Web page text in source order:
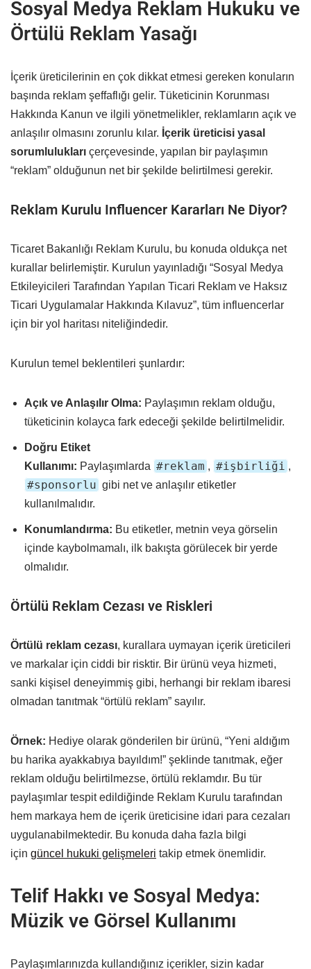
Sosyal Medya Reklam Hukuku ve
Örtülü Reklam Yasağı
İçerik üreticilerinin en çok dikkat etmesi gereken konuların
başında reklam şeffaflığı gelir. Tüketicinin Korunması
Hakkında Kanun ve ilgili yönetmelikler, reklamların açık ve
anlaşılır olmasını zorunlu kılar. İçerik üreticisi yasal
sorumlulukları çerçevesinde, yapılan bir paylaşımın
“reklam” olduğunun net bir şekilde belirtilmesi gerekir.
Reklam Kurulu Influencer Kararları Ne Diyor?
Ticaret Bakanlığı Reklam Kurulu, bu konuda oldukça net
kurallar belirlemiştir. Kurulun yayınladığı “Sosyal Medya
Etkileyicileri Tarafından Yapılan Ticari Reklam ve Haksız
Ticari Uygulamalar Hakkında Kılavuz”, tüm influencerlar
için bir yol haritası niteliğindedir.
Kurulun temel beklentileri şunlardır:
Açık ve Anlaşılır Olma: Paylaşımın reklam olduğu,
tüketicinin kolayca fark edeceği şekilde belirtilmelidir.
Doğru Etiket
Kullanımı: Paylaşımlarda #reklam , #işbirliği ,
#sponsorlu gibi net ve anlaşılır etiketler
kullanılmalıdır.
Konumlandırma: Bu etiketler, metnin veya görselin
içinde kaybolmamalı, ilk bakışta görülecek bir yerde
olmalıdır.
Örtülü Reklam Cezası ve Riskleri
Örtülü reklam cezası, kurallara uymayan içerik üreticileri
ve markalar için ciddi bir risktir. Bir ürünü veya hizmeti,
sanki kişisel deneyimmiş gibi, herhangi bir reklam ibaresi
olmadan tanıtmak “örtülü reklam” sayılır.
Örnek: Hediye olarak gönderilen bir ürünü, “Yeni aldığım
bu harika ayakkabıya bayıldım!” şeklinde tanıtmak, eğer
reklam olduğu belirtilmezse, örtülü reklamdır. Bu tür
paylaşımlar tespit edildiğinde Reklam Kurulu tarafından
hem markaya hem de içerik üreticisine idari para cezaları
uygulanabilmektedir. Bu konuda daha fazla bilgi
için güncel hukuki gelişmeleri takip etmek önemlidir.
Telif Hakkı ve Sosyal Medya:
Müzik ve Görsel Kullanımı
Paylaşımlarınızda kullandığınız içerikler, sizin kadar